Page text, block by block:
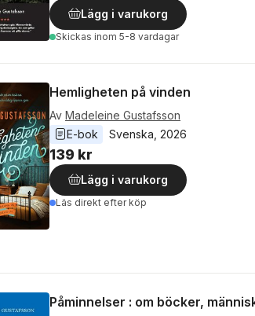
Lägg i varukorg
Skickas inom 5-8 vardagar
Hemligheten på vinden
Av Madeleine Gustafsson
E-bok
Svenska 2026
139 kr
Lägg i varukorg
Läs direkt efter köp
Påminnelser : om böcker,